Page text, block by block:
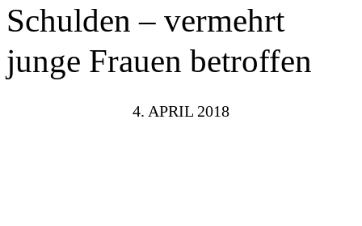
Schulden – vermehrt
junge Frauen betroffen
4. APRIL 2018